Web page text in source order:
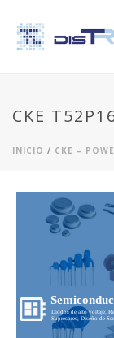
CKE
INICIO / CKE –
Diodos de alto voltaje,
Supresores, Diseño de